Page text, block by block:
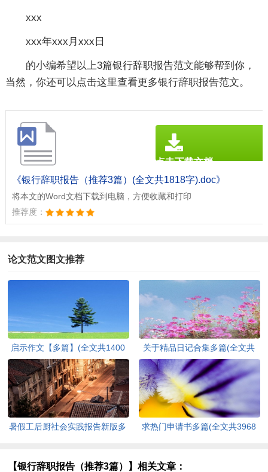
xxx
xxx年xxx月xxx日
的小编希望以上3篇银行辞职报告范文能够帮到你，
当然，你还可以点击这里查看更多银行辞职报告范文。
《银行辞职报告（推荐3篇）(全文共1818字).doc》
将本文的Word文档下载到电脑，方便收藏和打印
推荐度：
点击下载文档
文档为doc格式
论文范文图文推荐
启示作文【多篇】(全文共1400
字)
关于精品日记合集多篇(全文共
4526字)
暑假工后厨社会实践报告新版多
求热门申请书多篇(全文共3968
【银行辞职报告（推荐3篇）】相关文章：